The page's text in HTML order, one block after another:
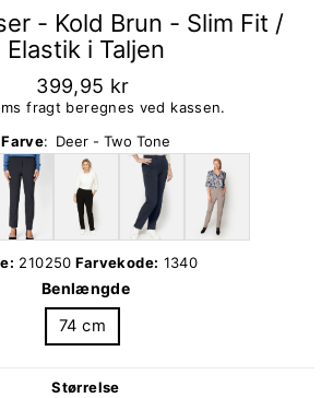
- Kold Brun - Slim Fit /
Elastik i Taljen
399,95 kr
fragt beregnes ved kassen.
Farve: Deer - Two Tone
210250 Farvekode: 1340
Benlængde
74 cm
Størrelse